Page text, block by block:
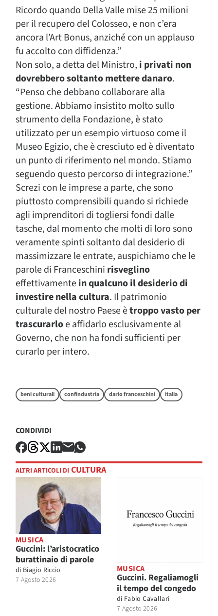
Ricordo quando Della Valle mise 25 milioni
per il recupero del Colosseo, e non c’era
ancora l’Art Bonus, anziché con un applauso
fu accolto con diffidenza.”
Non solo, a detta del Ministro, i privati non
dovrebbero soltanto mettere danaro.
“Penso che debbano collaborare alla
gestione. Abbiamo insistito molto sullo
strumento della Fondazione, è stato
utilizzato per un esempio virtuoso come il
Museo Egizio, che è cresciuto ed è diventato
un punto di riferimento nel mondo. Stiamo
seguendo questo percorso di integrazione.”
Screzi con le imprese a parte, che sono
piuttosto comprensibili quando si richiede
agli imprenditori di togliersi fondi dalle
tasche, dal momento che molti di loro sono
veramente spinti soltanto dal desiderio di
massimizzare le entrate, auspichiamo che le
parole di Franceschini risveglino
effettivamentein qualcuno il desiderio di
investire nella cultura. Il patrimonio
culturale del nostro Paese ètroppo vasto per
trascurarloe affidarlo esclusivamente al
Governo, che non ha fondi sufficienti per
curarlo per intero.
beni culturali confindustria dario franceschini italia
CONDIVIDI
ALTRI ARTICOLI DI CULTURA
MUSICA
Guccini: l’aristocratico
burattinaio di parole
di Biagio Riccio
7 Agosto 2026
MUSICA
Guccini. Regaliamogli
il tempo del congedo
di Fabio Cavallari
7 Agosto 2026